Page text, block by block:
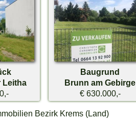
Leitha
Baugrund
Brunn am Gebirge
€ 630.000,-
Bezirk Krems (Land)